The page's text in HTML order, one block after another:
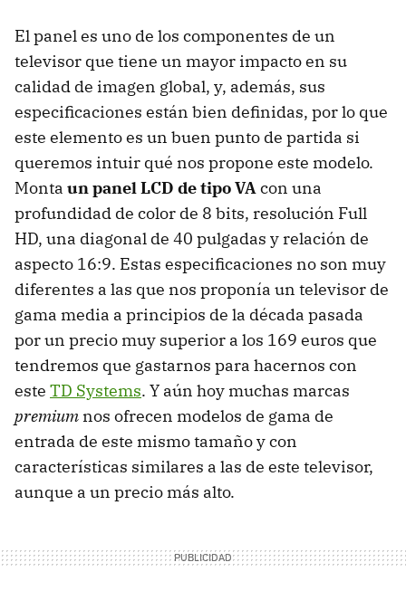
El panel es uno de los componentes de un
televisor que tiene un mayor impacto en su
calidad de imagen global, y, además, sus
especificaciones están bien definidas, por lo que
este elemento es un buen punto de partida si
queremos intuir qué nos propone este modelo.
Monta un panel LCD de tipo VAcon una
profundidad de color de 8 bits, resolución Full
HD, una diagonal de 40 pulgadas y relación de
aspecto 16:9. Estas especificaciones no son muy
diferentes a las que nos proponía un televisor de
gama media a principios de la década pasada
por un precio muy superior a los 169 euros que
tendremos que gastarnos para hacernos con
este TD Systems. Y aún hoy muchas marcas
premium nos ofrecen modelos de gama de
entrada de este mismo tamaño y con
características similares a las de este televisor,
aunque a un precio más alto.